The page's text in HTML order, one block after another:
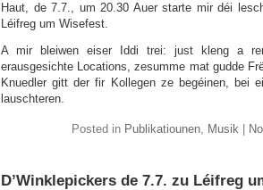
Haut, de 7.7., um 20.30 Auer starte mir déi
Léifreg um Wisefest.
A mir bleiwen eiser Iddi trei: just kleng a
erausgesichte Locations, zesumme mat gudde
Knuedler gitt der fir Kollegen ze begéinen, bei
lauschteren.
Posted in Publikatiounen, Musik
D’Winklepickers de 7.7. zu Léifreg